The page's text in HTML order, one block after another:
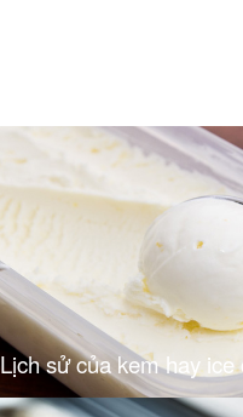
Lịch sử của kem hay ice